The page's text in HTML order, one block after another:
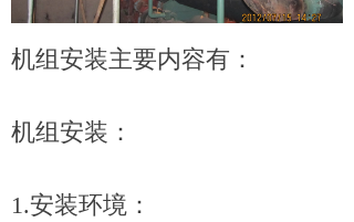
机组安装主要内容有：
机组安装：
1.安装环境：